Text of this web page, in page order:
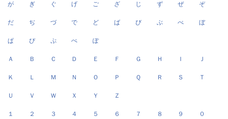
が ぎ ぐ げ ご ざ じ ず ぜ ぞ
だ ぢ づ で ど ば び ぶ べ ぼ
ぱ ぴ ぷ ぺ ぽ
Ａ Ｂ Ｃ Ｄ Ｅ Ｆ Ｇ Ｈ Ｉ Ｊ
Ｋ Ｌ Ｍ Ｎ Ｏ Ｐ Ｑ Ｒ Ｓ Ｔ
Ｕ Ｖ Ｗ Ｘ Ｙ Ｚ
１ ２ ３ ４ ５ ６ ７ ８ ９ ０